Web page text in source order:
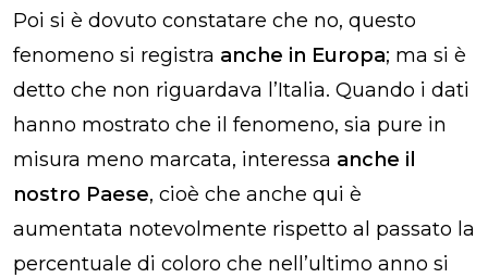
Poi si è dovuto constatare che no, questo
fenomeno si registra anche in Europa; ma si è
detto che non riguardava l’Italia. Quando i dati
hanno mostrato che il fenomeno, sia pure in
misura meno marcata, interessa anche il
nostro Paese, cioè che anche qui è
aumentata notevolmente rispetto al passato la
percentuale di coloro che nell’ultimo anno si